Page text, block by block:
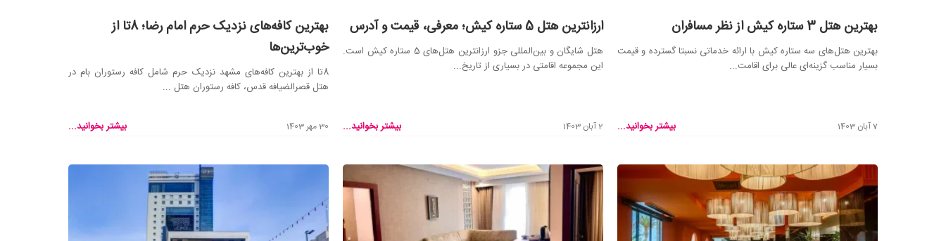
بهترین هتل 3 ستاره کیش از نظر مسافران
بهترین هتل‌های سه ستاره کیش با ارائه خدماتی نسبتا گسترده و قیمت
بسیار مناسب گزینه‌ای عالی برای اقامت...
7 آبان 1403 بیشتر بخوانید...
ارزانترین هتل 5 ستاره کیش؛ معرفی، قیمت و آدرس
هتل شایگان و بین‌المللی جزو ارزانترین هتل‌های 5 ستاره کیش است.
این مجموعه اقامتی در بسیاری از تاریخ‌...
2 آبان 1403 بیشتر بخوانید...
بهترین کافه‌های نزدیک حرم امام رضا؛ 8تا از
خوب‌ترین‌ها
8تا از بهترین کافه‌های مشهد نزدیک حرم شامل کافه رستوران بام در
هتل قصرالضیافه قدس، کافه رستوران هتل ...
30 مهر 1403 بیشتر بخوانید...